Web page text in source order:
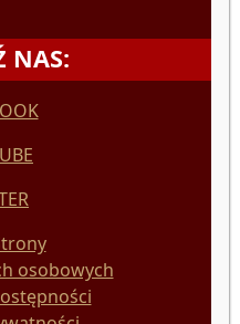
NAS:
osobowych